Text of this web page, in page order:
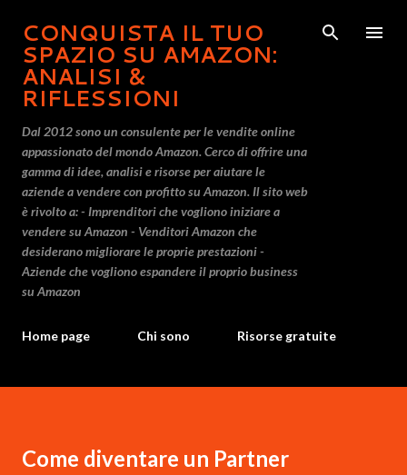
Passa ai contenuti principali
CONQUISTA IL TUO
SPAZIO SU AMAZON:
ANALISI &
RIFLESSIONI
Dal 2012 sono un consulente per le vendite online
appassionato del mondo Amazon. Cerco di offrire una
gamma di idee, analisi e risorse per aiutare le
aziende a vendere con profitto su Amazon. Il sito web
è rivolto a: - Imprenditori che vogliono iniziare a
vendere su Amazon - Venditori Amazon che
desiderano migliorare le proprie prestazioni -
Aziende che vogliono espandere il proprio business
su Amazon
Home page Chi sono Risorse gratuite
Come diventare un Partner